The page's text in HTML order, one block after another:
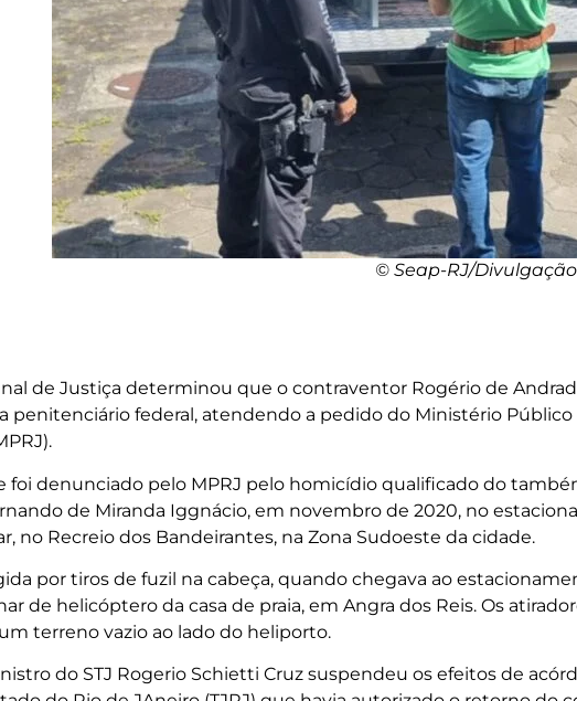
© Seap-RJ/Divulgação
de Justiça determinou que o contraventor Rogério de
penitenciário federal, atendendo a pedido do Ministério
foi denunciado pelo MPRJ pelo homicídio qualificado do
de Miranda Iggnácio, em novembro de 2020, no
no Recreio dos Bandeirantes, na Zona Sudoeste da cidade.
por tiros de fuzil na cabeça, quando chegava ao
de helicóptero da casa de praia, em Angra dos Reis. Os
terreno vazio ao lado do heliporto.
do STJ Rogerio Schietti Cruz suspendeu os efeitos de